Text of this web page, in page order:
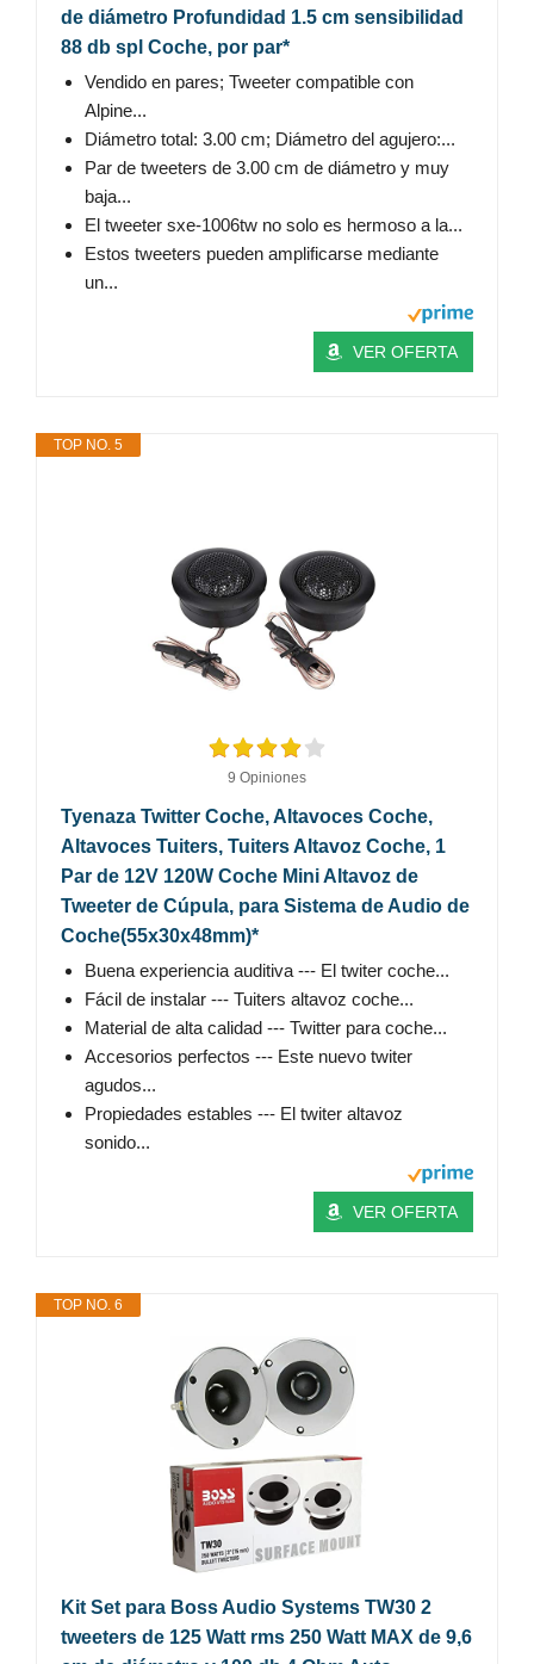
de diámetro Profundidad 1.5 cm sensibilidad
88 db spl Coche, por par*
Vendido en pares; Tweeter compatible con
Alpine...
Diámetro total: 3.00 cm; Diámetro del agujero:...
Par de tweeters de 3.00 cm de diámetro y muy
baja...
El tweeter sxe-1006tw no solo es hermoso a la...
Estos tweeters pueden amplificarse mediante
un...
VER OFERTA
TOP NO. 5
9 Opiniones
Tyenaza Twitter Coche, Altavoces Coche,
Altavoces Tuiters, Tuiters Altavoz Coche, 1
Par de 12V 120W Coche Mini Altavoz de
Tweeter de Cúpula, para Sistema de Audio de
Coche(55x30x48mm)*
Buena experiencia auditiva --- El twiter coche...
Fácil de instalar --- Tuiters altavoz coche...
Material de alta calidad --- Twitter para coche...
Accesorios perfectos --- Este nuevo twiter
agudos...
Propiedades estables --- El twiter altavoz
sonido...
VER OFERTA
TOP NO. 6
Kit Set para Boss Audio Systems TW30 2
tweeters de 125 Watt rms 250 Watt MAX de 9,6